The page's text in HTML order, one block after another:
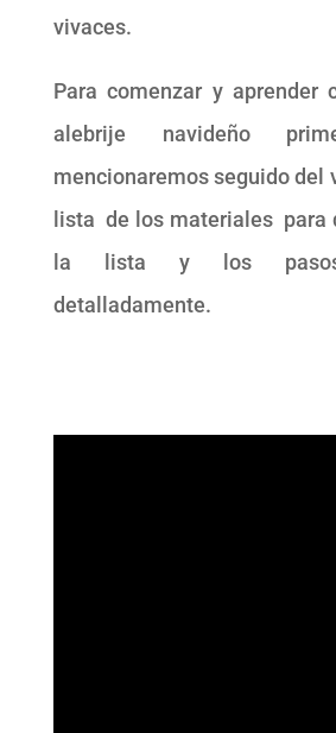
vivaces.
Para comenzar y aprender
alebrije navideño
mencionaremos seguido del
lista de los materiales para
la lista y los pasos
detalladamente.